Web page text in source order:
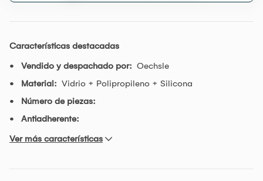
Características destacadas
Vendido y despachado por: Oechsle
Material: Vidrio + Polipropileno + Silicona
Número de piezas:
Antiadherente:
Ver más características